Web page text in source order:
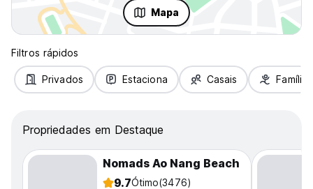
Mapa
Filtros rápidos
Privados Estaciona Casais Famílias
Propriedades em Destaque
Nomads Ao Nang Beach
9.7Ótimo(3476)